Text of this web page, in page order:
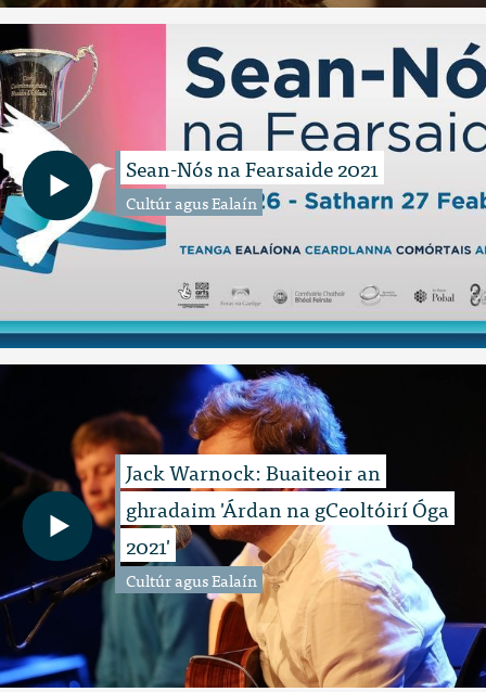
Sean-Nós na Fearsaide 2021
Cultúr agus Ealaín
Jack Warnock: Buaiteoir an
ghradaim 'Árdan na gCeoltóirí Óga
2021'
Cultúr agus Ealaín